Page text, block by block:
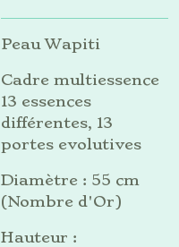
Peau Wapiti
Cadre multiessence
13 essences
différentes, 13
portes evolutives
Diamètre : 55 cm
(Nombre d'Or)
Hauteur :